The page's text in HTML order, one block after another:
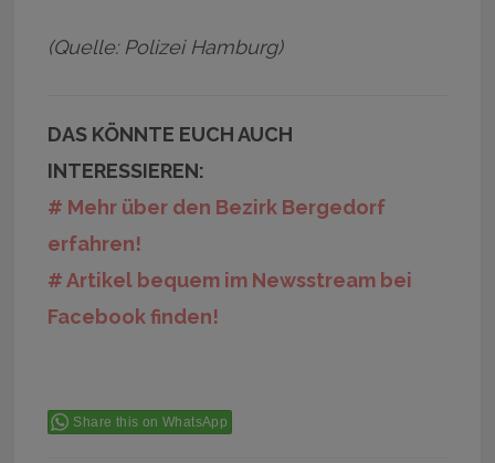
(Quelle: Polizei Hamburg)
DAS KÖNNTE EUCH AUCH
INTERESSIEREN:
# Mehr über den Bezirk Bergedorf
erfahren!
# Artikel bequem im Newsstream bei
Facebook finden!
Share this on WhatsApp